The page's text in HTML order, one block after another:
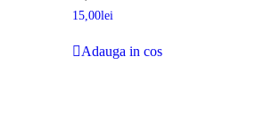
15,00lei
Adauga in cos